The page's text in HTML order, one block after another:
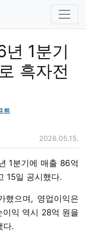
1분기
흑자전
트
2026.05.15.
1분기에 매출 86억
15일 공시했다.
으며, 영업이익은
익 역시 28억 원을
다.